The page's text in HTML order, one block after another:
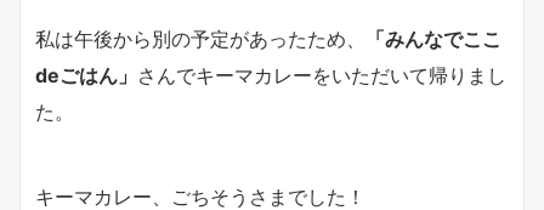
私は午後から別の予定があったため、
「みんなでここ
deごはん」 さんでキーマカレーをいただいて帰りまし
た。
キーマカレー、ごちそうさまでした！